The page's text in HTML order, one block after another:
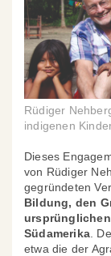
Rüdiger
indigenen
Dieses
von Rüdiger
gegründeten
Bildung, den
Südamerika .
etwa die der